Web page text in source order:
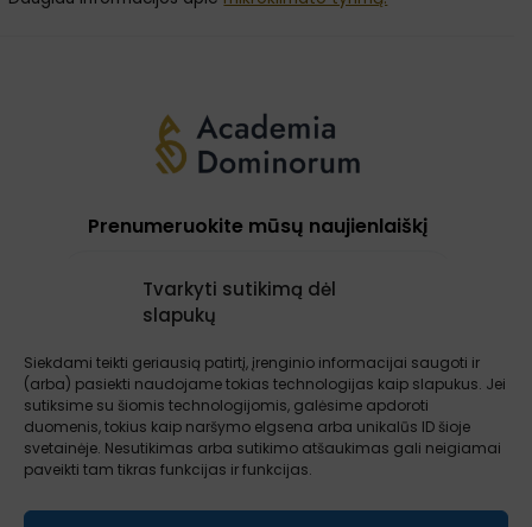
Tvarkyti sutikimą dėl
slapukų
Siekdami teikti geriausią patirtį, įrenginio informacijai saugoti ir
(arba) pasiekti naudojame tokias technologijas kaip slapukus. Jei
sutiksime su šiomis technologijomis, galėsime apdoroti
duomenis, tokius kaip naršymo elgsena arba unikalūs ID šioje
svetainėje. Nesutikimas arba sutikimo atšaukimas gali neigiamai
paveikti tam tikras funkcijas ir funkcijas.
Prenumeruokite mūsų naujienlaiškį
Apie mus Paslaugos
Atsiliepimai
Įžvalgos
Kontaktai Sąlygos ir taisyklės